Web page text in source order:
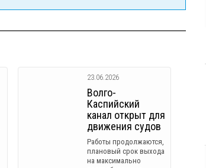
23.06.2026
Волго-
Каспийский
канал открыт для
движения судов
Работы продолжаются,
плановый срок выхода
на максимально